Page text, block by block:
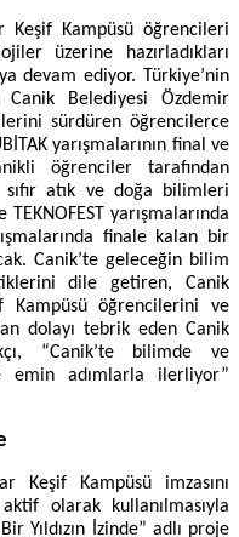
Keşif Kampüsü öğrencileri
üzerine hazırladıkları
devam ediyor. Türkiye’nin
Belediyesi Özdemir
sürdüren öğrencilerce
yarışmalarının final ve
öğrenciler tarafından
sıfır atık ve doğa bilimleri
yarışmalarında
finale kalan bir
Canik’te geleceğin bilim
dile getiren, Canik
Kampüsü öğrencilerini ve
dolayı tebrik eden Canik
“Canik’te bilimde ve
emin adımlarla ilerliyor”
Keşif Kampüsü imzasını
olarak kullanılmasıyla
Yıldızın İzinde” adlı proje